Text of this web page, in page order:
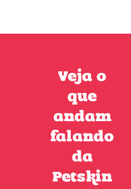
Veja o
que
andam
falando
da
Petskin